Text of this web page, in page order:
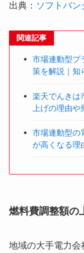
出典： ソフトバ
関連記事
市場連動型プ
策を解説｜知
楽天でんきは
上げの理由
市場連動型の
が高くなる理
燃料費調整額の
地域の大手電力